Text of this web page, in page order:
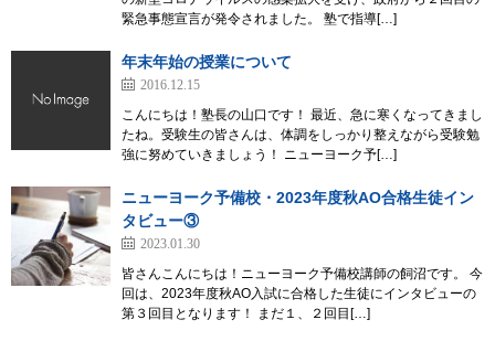
緊急事態宣言が発令されました。 塾で指導[…]
年末年始の授業について
2016.12.15
こんにちは！塾長の山口です！ 最近、急に寒くなってきまし
たね。受験生の皆さんは、体調をしっかり整えながら受験勉
強に努めていきましょう！ ニューヨーク予[…]
ニューヨーク予備校・2023年度秋AO合格生徒イン
タビュー③
2023.01.30
皆さんこんにちは！ニューヨーク予備校講師の飼沼です。 今
回は、2023年度秋AO入試に合格した生徒にインタビューの
第３回目となります！ まだ１、２回目[…]